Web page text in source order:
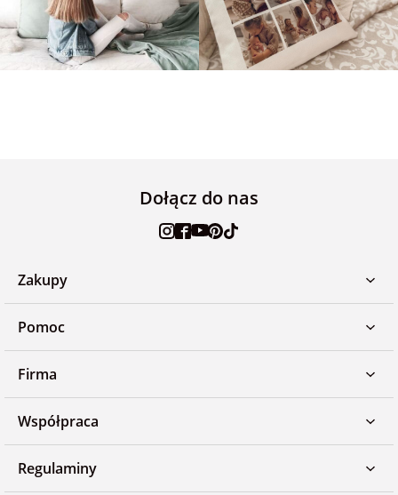
Dołącz do nas
Zakupy
Pomoc
Firma
Współpraca
Regulaminy